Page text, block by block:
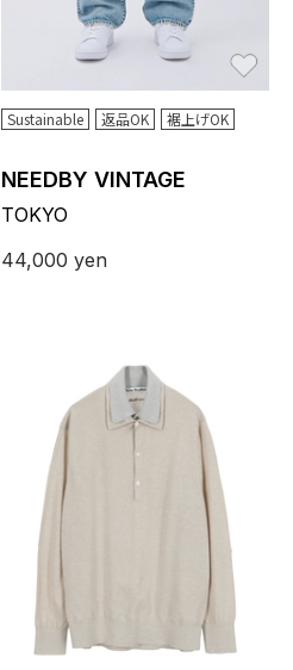
Sustainable 返品OK 裾上げOK
NEEDBY VINTAGE
TOKYO
44,000 yen